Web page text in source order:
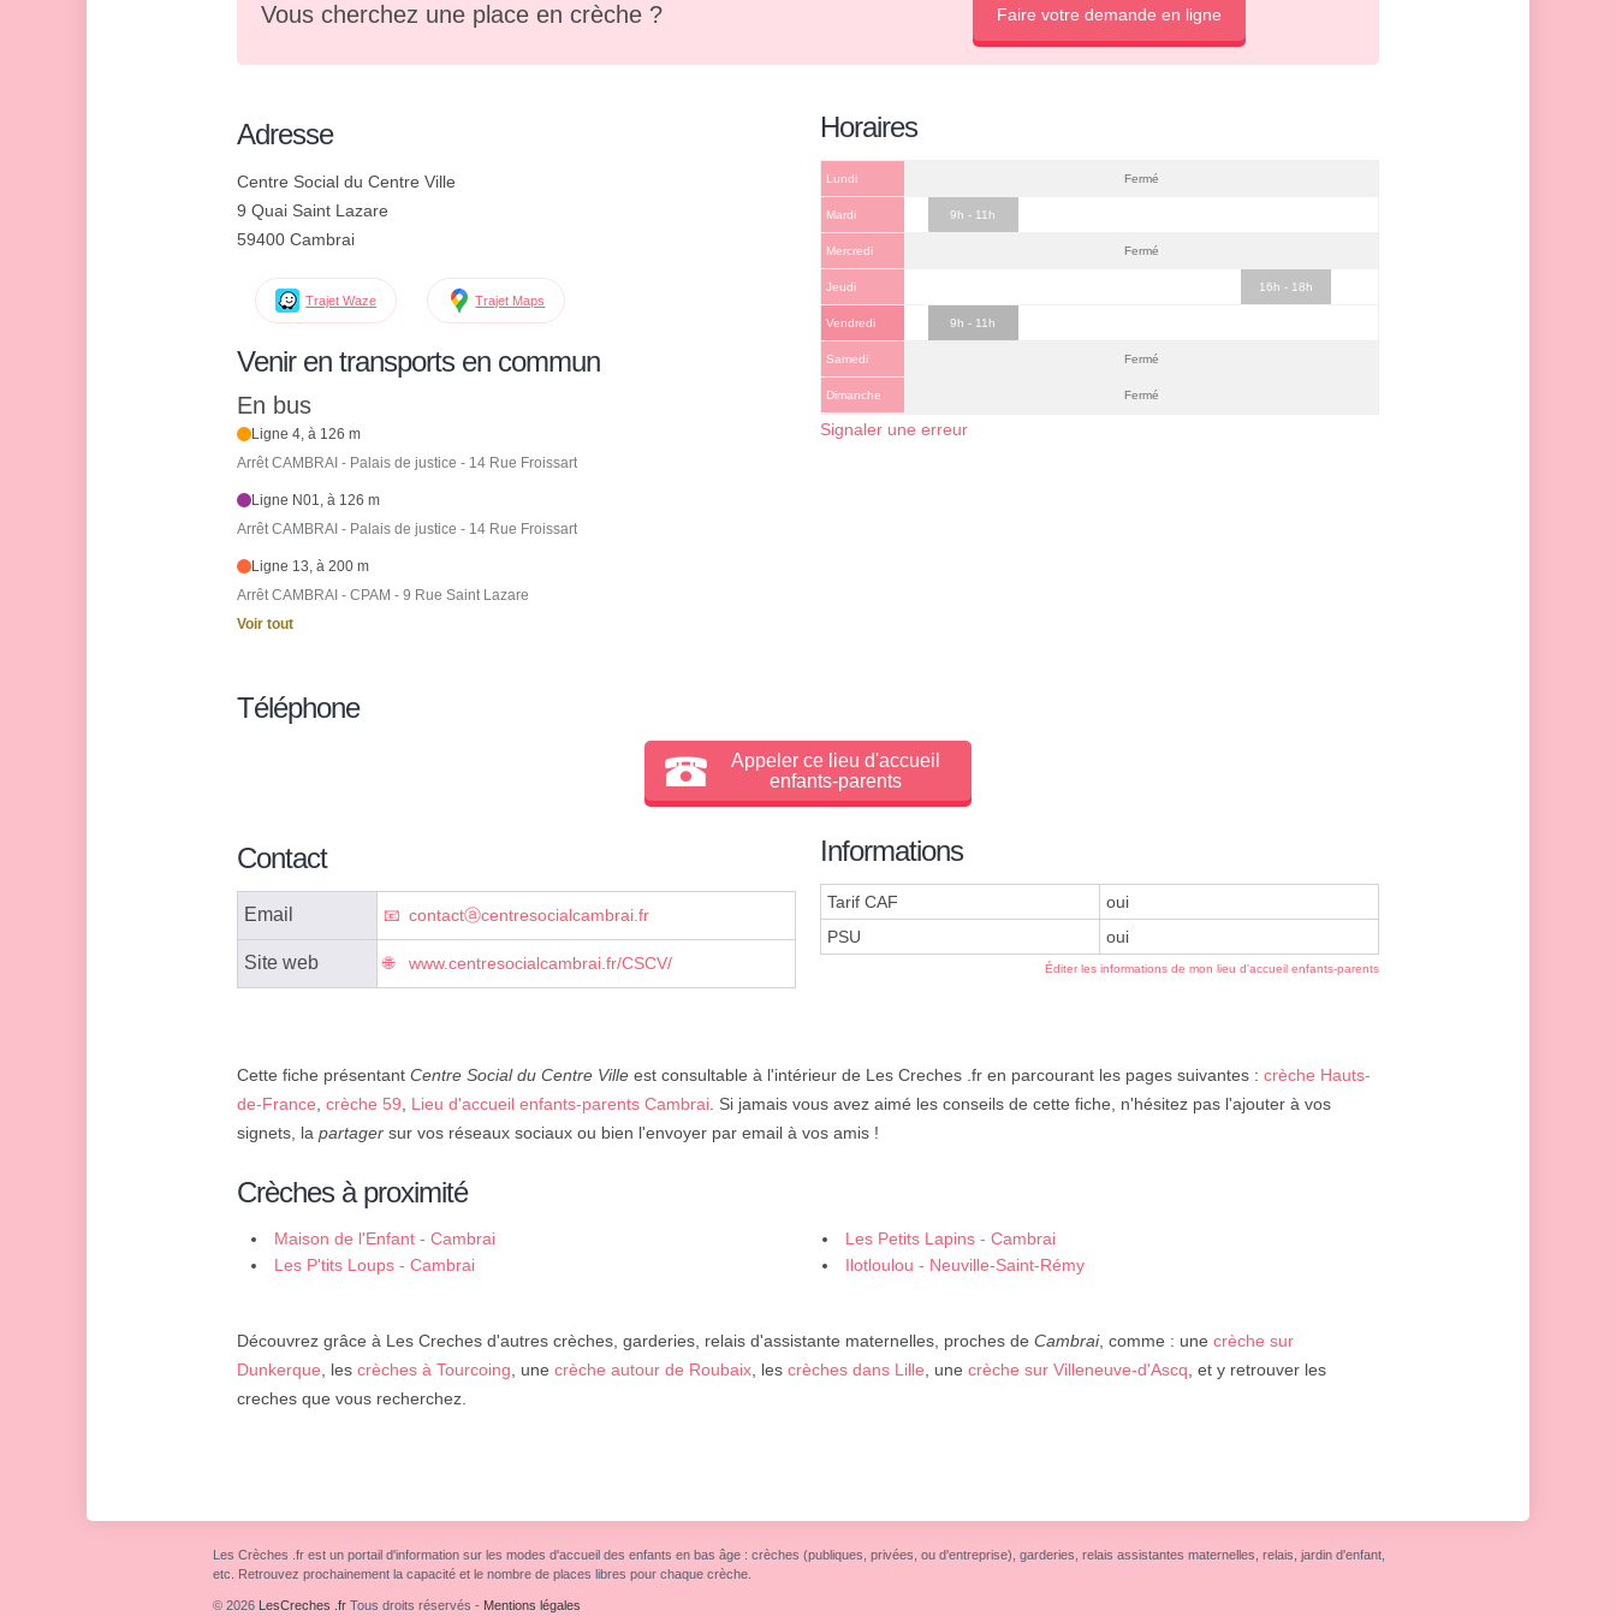
Vous cherchez une place en crèche ? Faire votre demande en ligne
Adresse
Centre Social du Centre Ville
9 Quai Saint Lazare
59400 Cambrai
Trajet Waze Trajet Maps
Venir en transports en commun
En bus
Ligne 4, à 126 m
Arrêt CAMBRAI - Palais de justice - 14 Rue Froissart
Ligne N01, à 126 m
Arrêt CAMBRAI - Palais de justice - 14 Rue Froissart
Ligne 13, à 200 m
Arrêt CAMBRAI - CPAM - 9 Rue Saint Lazare
Voir tout
Horaires
Lundi Fermé
Mardi 9h - 11h
Mercredi Fermé
Jeudi 16h - 18h
Vendredi 9h - 11h
Samedi Fermé
Dimanche Fermé
Signaler une erreur
Téléphone
Appeler ce lieu d'accueil
enfants-parents
Contact
Email contactⓐcentresocialcambrai.fr
Site web www.centresocialcambrai.fr/CSCV/
Informations
Tarif CAF
oui
PSU
oui
Éditer les informations de mon lieu d'accueil enfants-parents
Cette fiche présentant Centre Social du Centre Ville est consultable à l'intérieur de Les Creches .fr en parcourant les pages suivantes : crèche Hauts-
de-France, crèche 59, Lieu d'accueil enfants-parents Cambrai. Si jamais vous avez aimé les conseils de cette fiche, n'hésitez pas l'ajouter à vos
signets, la partager sur vos réseaux sociaux ou bien l'envoyer par email à vos amis !
Crèches à proximité
Maison de l'Enfant - Cambrai
Les Petits Lapins - Cambrai
Les P'tits Loups - Cambrai
Ilotloulou - Neuville-Saint-Rémy
Découvrez grâce à Les Creches d'autres crèches, garderies, relais d'assistante maternelles, proches de Cambrai, comme : une crèche sur
Dunkerque, les crèches à Tourcoing, une crèche autour de Roubaix, les crèches dans Lille, une crèche sur Villeneuve-d'Ascq, et y retrouver les
creches que vous recherchez.
Les Crèches .fr est un portail d'information sur les modes d'accueil des enfants en bas âge : crèches (publiques, privées, ou d'entreprise), garderies, relais assistantes maternelles, relais, jardin d'enfant,
etc. Retrouvez prochainement la capacité et le nombre de places libres pour chaque crèche.
© 2026 LesCreches .fr Tous droits réservés - Mentions légales